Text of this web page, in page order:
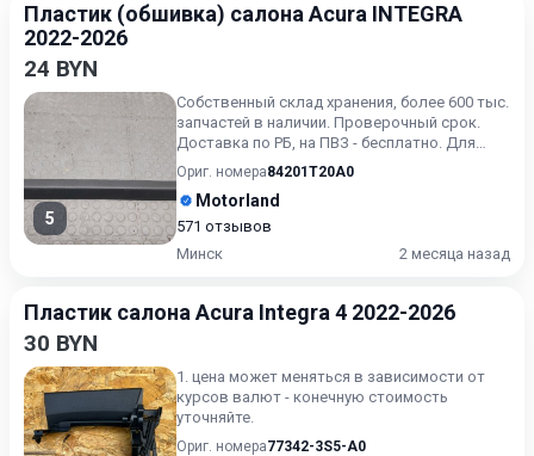
Пластик (обшивка) салона Acura INTEGRA
2022-2026
24 BYN
5
Собственный склад хранения, более 600 тыс.
запчастей в наличии. Проверочный срок.
Доставка по РБ, на ПВЗ - бесплатно. Для
получения актуальн...
Ориг. номера84201T20A0
Motorland
571 отзывов
Минск
2 месяца назад
Пластик салона Acura Integra 4 2022-2026
30 BYN
1. цена может меняться в зависимости от
курсов валют - конечную стоимость
уточняйте.
Ориг. номера77342-3S5-A0